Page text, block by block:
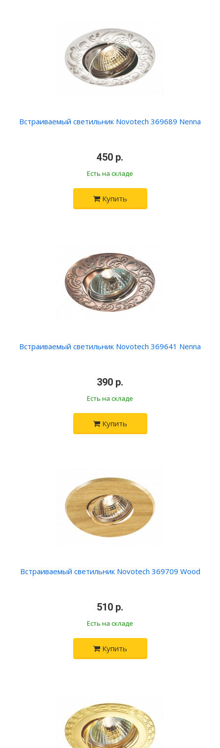
Встраиваемый светильник Novotech 369689 Nenna
450 р.
Есть на складе
Купить
Встраиваемый светильник Novotech 369641 Nenna
390 р.
Есть на складе
Купить
Встраиваемый светильник Novotech 369709 Wood
510 р.
Есть на складе
Купить